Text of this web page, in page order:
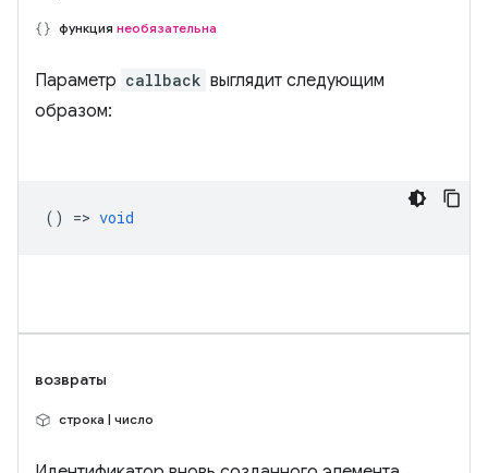
функция необязательна
Параметр callback выглядит следующим
образом:
() => void
возвраты
строка | число